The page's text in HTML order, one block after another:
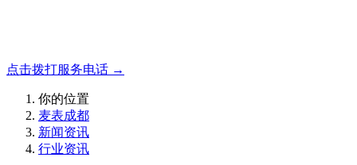
点击拨打服务电话 →
你的位置
麦表成都
新闻资讯
行业资讯